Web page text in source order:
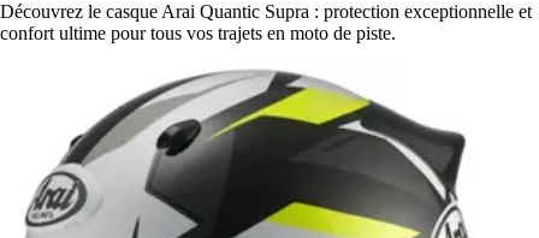
Découvrez le casque Arai Quantic Supra : protection exceptionnelle et
confort ultime pour tous vos trajets en moto de piste.